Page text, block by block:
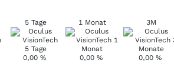
5 Tage
0,00 %
1 Monat
0,00 %
3M
0,00%